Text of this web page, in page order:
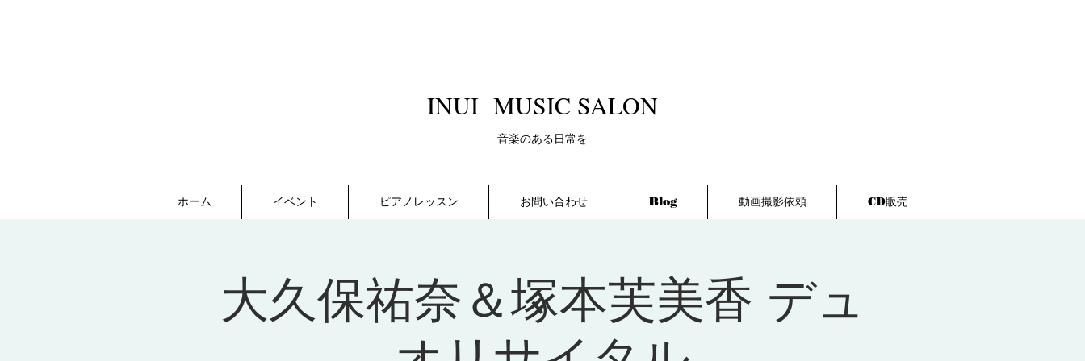
​INUI MUSIC SALON
​音楽のある日常を
ホーム イベント ピアノレッスン お問い合わせ Blog 動画撮影依頼 CD販売
大久保祐奈＆塚本芙美香 デュ